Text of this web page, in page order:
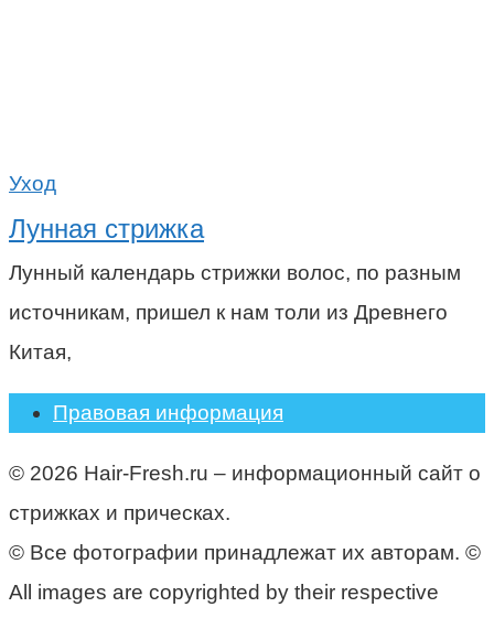
Уход
Лунная стрижка
Лунный календарь стрижки волос, по разным
источникам, пришел к нам толи из Древнего
Китая,
Правовая информация
© 2026 Hair-Fresh.ru – информационный сайт о
стрижках и прическах.
© Все фотографии принадлежат их авторам. ©
All images are copyrighted by their respective